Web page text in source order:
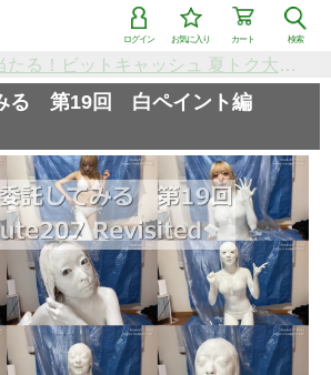
検索
カート
お気に入り
ログイン
検索で「条件を追加して絞り込む」機能を追加しました！
る 第19回 白ペイント編